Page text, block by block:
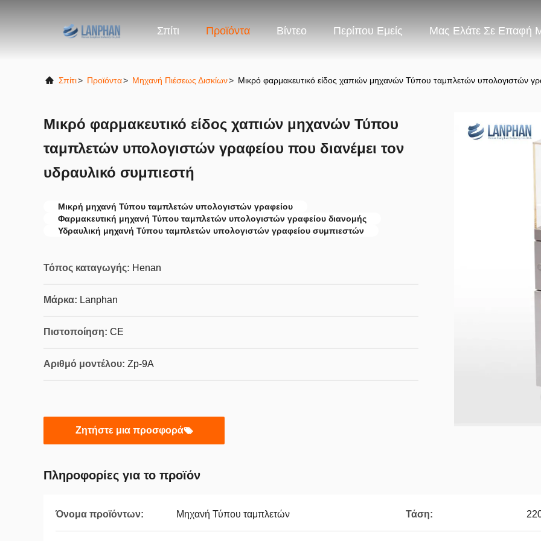
Σπίτι Προϊόντα Βίντεο Περίπου Εμείς Μας Ελάτε Σε Επαφή
Σπίτι> Προϊόντα> Μηχανή Πιέσεως Δισκίων> Μικρό φαρμακευτικό είδος χαπιών μηχανών Τύπου ταμπλετών υπολογιστών
Μικρό φαρμακευτικό είδος χαπιών μηχανών Τύπου
ταμπλετών υπολογιστών γραφείου που διανέμει τον
υδραυλικό συμπιεστή
Μικρή μηχανή Τύπου ταμπλετών υπολογιστών γραφείου
Φαρμακευτική μηχανή Τύπου ταμπλετών υπολογιστών γραφείου διανομής
Υδραυλική μηχανή Τύπου ταμπλετών υπολογιστών γραφείου συμπιεστών
Τόπος καταγωγής: Henan
Μάρκα: Lanphan
Πιστοποίηση: CE
Αριθμό μοντέλου: Zp-9A
Ζητήστε μια προσφορά
Πληροφορίες για το προϊόν
Όνομα προϊόντων: Μηχανή Τύπου ταμπλετών Τάση: